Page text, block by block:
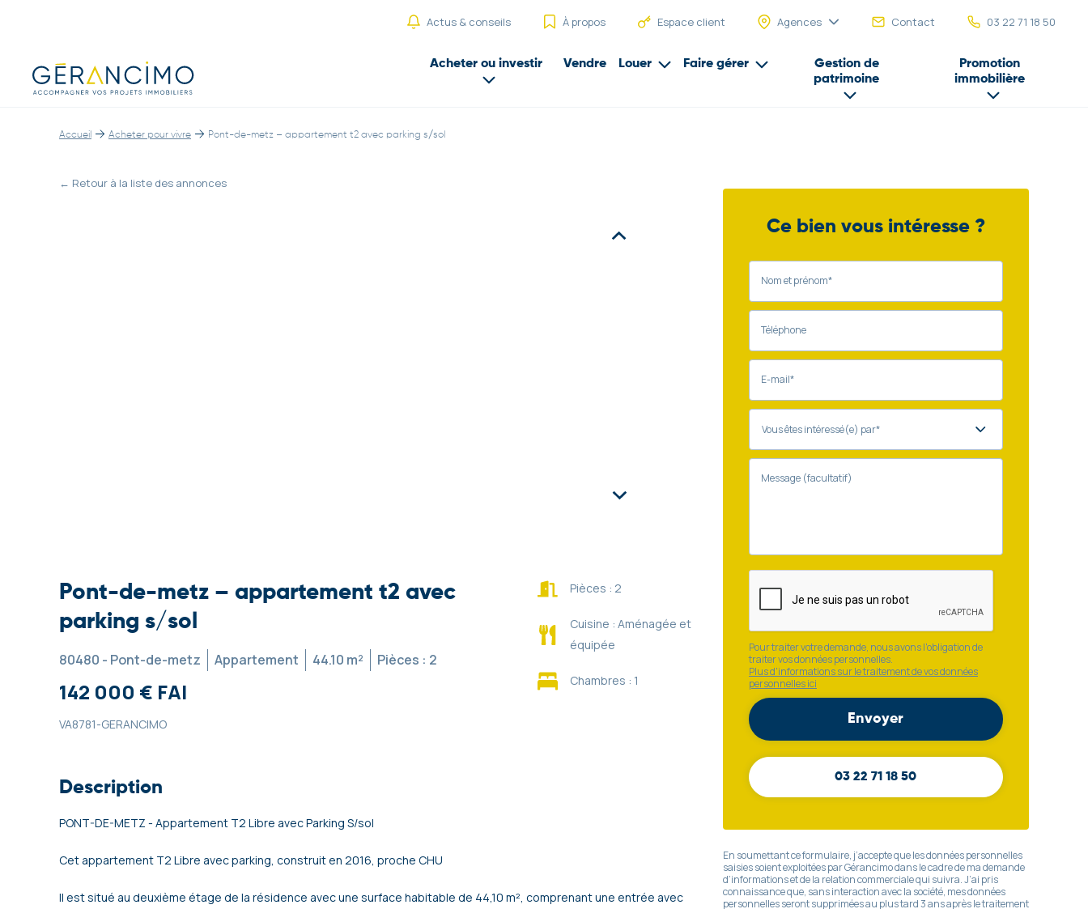
Actus & conseils À propos Espace client Agences Contact 03 22 71 18 50
Acheter ou investir Vendre Louer Faire gérer
Gestion de
patrimoine
Promotion
immobilière
Accueil → Acheter pour vivre → Pont-de-metz – appartement t2 avec parking s/sol
← Retour à la liste des annonces
Pont-de-metz – appartement t2 avec
parking s/sol
80480 - Pont-de-metz Appartement 44.10 m² Pièces : 2
142 000 € FAI
VA8781-GERANCIMO
Pièces : 2
Cuisine : Aménagée et
équipée
Chambres : 1
Description
PONT-DE-METZ - Appartement T2 Libre avec Parking S/sol
Cet appartement T2 Libre avec parking, construit en 2016, proche CHU
Il est situé au deuxième étage de la résidence avec une surface habitable de 44,10 m², comprenant une entrée avec
Ce bien vous intéresse ?
Nom et prénom*
Téléphone
E-mail*
Message (facultatif)
Pour traiter votre demande, nous avons l'obligation de
traiter vos données personnelles.
Plus d'informations sur le traitement de vos données
personnelles ici
03 22 71 18 50
En soumettant ce formulaire, j’accepte que les données personnelles
saisies soient exploitées par Gérancimo dans le cadre de ma demande
d’informations et de la relation commerciale qui suivra. J’ai pris
connaissance que, sans interaction avec la société, mes données
personnelles seront supprimées au plus tard 3 ans après le traitement